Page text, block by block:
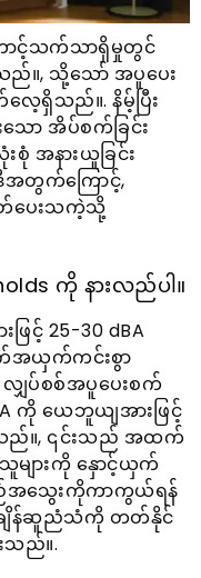
င့်သက်သာရှိမှုတွင်
ည်။, သို့သော် အပူပေး
ေ့ရှိသည်။. နိမ့်ပြီး
ာ အိပ်စက်ခြင်း
စုံ အနားယူခြင်း
အတွက်ကြောင့်,
ပေးသကဲ့သို့
ကို နားလည်ပါ။
င့် 25-30 dBA
က်အယှက်ကင်းစွာ
ျှပ်စစ်အပူပေးစက်
ကို ယေဘူယျအားဖြင့်
သည်။, ၎င်းသည် အထက်
ျားကို နှောင့်ယှက်
အသွေးကိုကာကွယ်ရန်
ချိန်ဆူညံသံကို တတ်နိုင်
သည်။.